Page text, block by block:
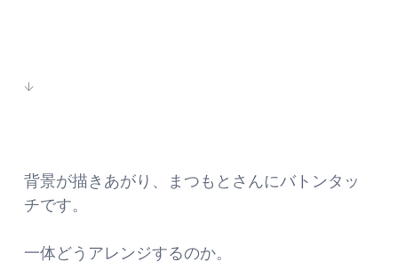
↓
背景が描きあがり、まつもとさんにバトンタッ
チです。
一体どうアレンジするのか。